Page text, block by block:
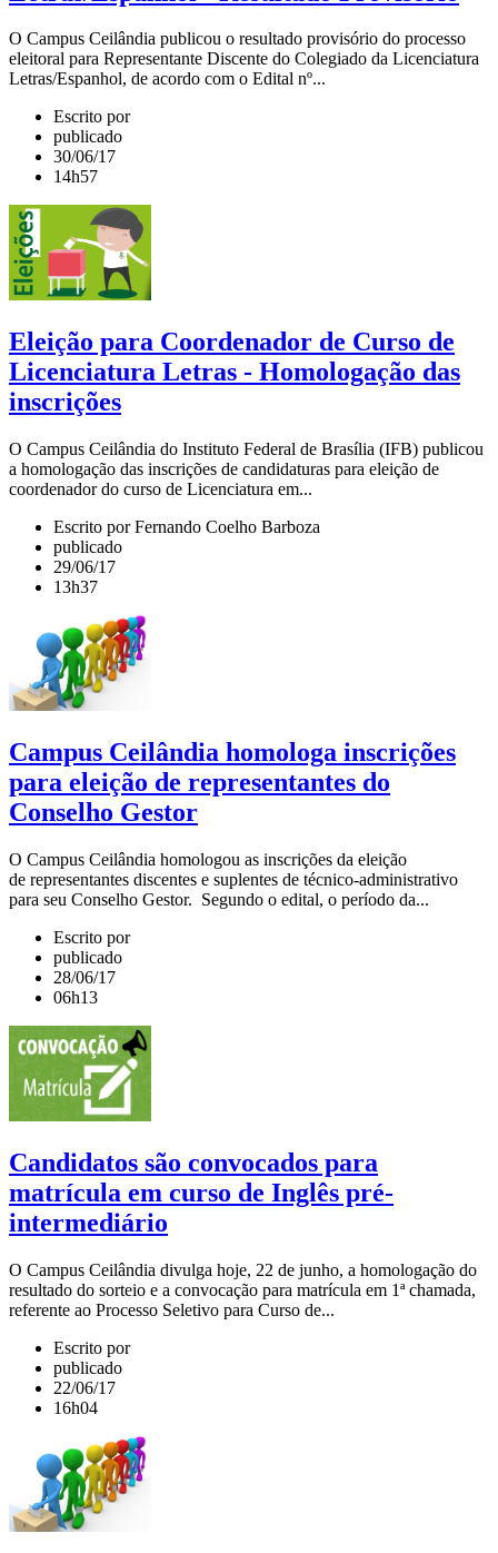
O Campus Ceilândia publicou o resultado provisório do processo
eleitoral para Representante Discente do Colegiado da Licenciatura
Letras/Espanhol, de acordo com o Edital nº...
Escrito por
publicado
30/06/17
14h57
Eleição para Coordenador de Curso de
Licenciatura Letras - Homologação das
inscrições
O Campus Ceilândia do Instituto Federal de Brasília (IFB) publicou
a homologação das inscrições de candidaturas para eleição de
coordenador do curso de Licenciatura em...
Escrito por Fernando Coelho Barboza
publicado
29/06/17
13h37
Campus Ceilândia homologa inscrições
para eleição de representantes do
Conselho Gestor
O Campus Ceilândia homologou as inscrições da eleição
de representantes discentes e suplentes de técnico-administrativo
para seu Conselho Gestor. Segundo o edital, o período da...
Escrito por
publicado
28/06/17
06h13
Candidatos são convocados para
matrícula em curso de Inglês pré-
intermediário
O Campus Ceilândia divulga hoje, 22 de junho, a homologação do
resultado do sorteio e a convocação para matrícula em 1ª chamada,
referente ao Processo Seletivo para Curso de...
Escrito por
publicado
22/06/17
16h04